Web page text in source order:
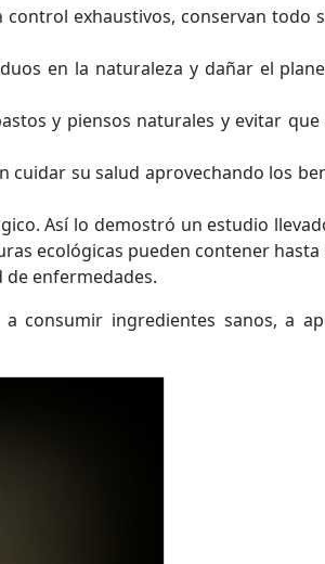
exhaustivos, conservan todo
en la naturaleza y dañar el
y piensos naturales y evitar que
cuidar su salud aprovechando los
Así lo demostró un estudio
ecológicas pueden contener hasta
enfermedades.
consumir ingredientes sanos, a